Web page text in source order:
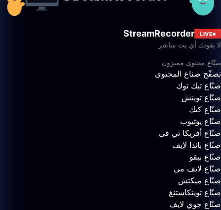
LIVE
StreamRecorder
لا يفوتك أي بث مباشر
صنّاع محتوى مميزون
تصفّح صناع المحتوى
صنّاع تيك توك
صنّاع تويتش
صنّاع كيك
صنّاع يوتيوب
صنّاع أفريكا تي في
صنّاع باندا لايف
صنّاع بيقو
صنّاع لايف مي
صنّاع ميكتش
صنّاع تويتكاستنغ
صنّاع جوي لايف